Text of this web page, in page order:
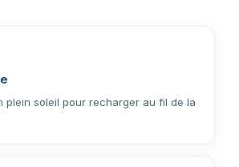
plein soleil pour recharger au fil de la